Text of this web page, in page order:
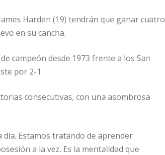
Harden (19) tendrán que ganar cuatro
en su cancha.
campeón desde 1973 frente a los San
por 2-1.
consecutivas, con una asombrosa
Estamos tratando de aprender
a la vez. Es la mentalidad que